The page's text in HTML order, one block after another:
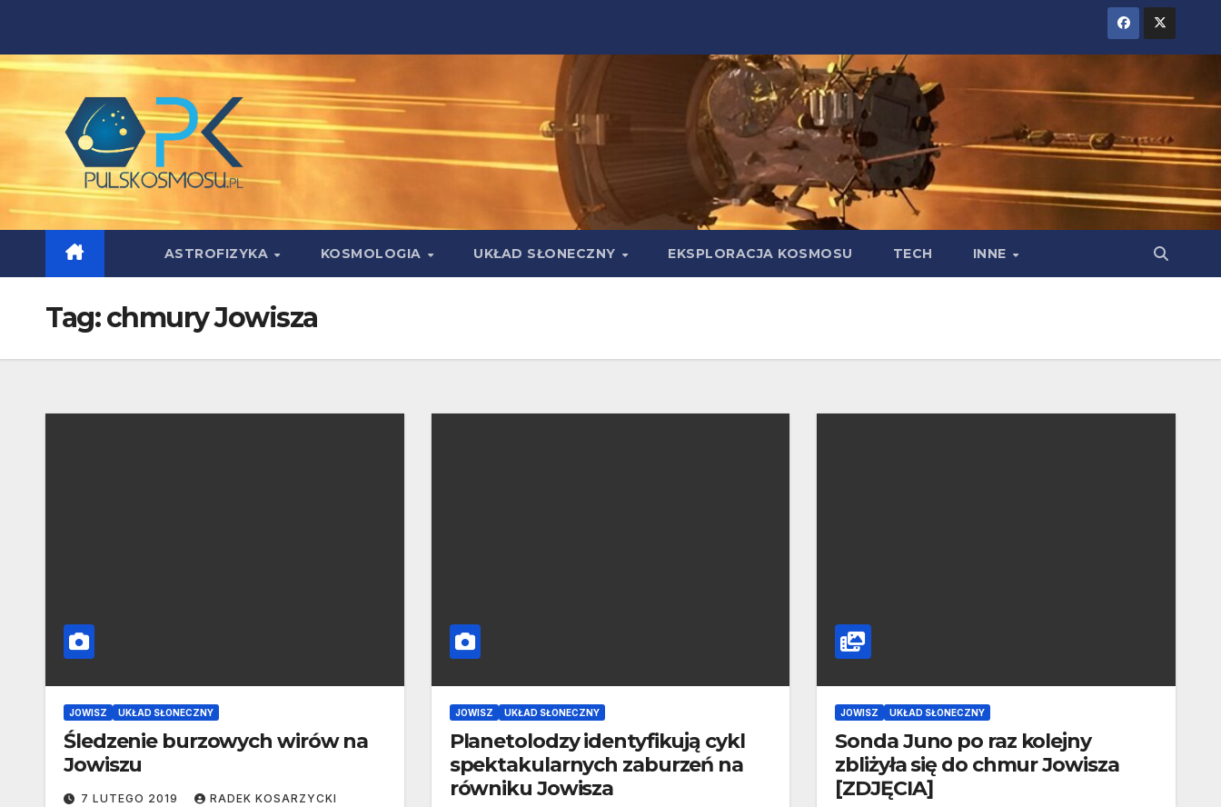
content
ASTROFIZYKA KOSMOLOGIA UKŁAD SŁONECZNY EKSPLORACJA KOSMOSU TECH INNE
Tag:chmury Jowisza
JOWISZ UKŁAD SŁONECZNY
Śledzenie burzowych wirów na
Jowiszu
7 LUTEGO 2019 RADEK KOSARZYCKI
JOWISZ UKŁAD SŁONECZNY
Planetolodzy identyfikują cykl
spektakularnych zaburzeń na
równiku Jowisza
JOWISZ UKŁAD SŁONECZNY
Sonda Juno po raz kolejny
zbliżyła się do chmur Jowisza
[ZDJĘCIA]